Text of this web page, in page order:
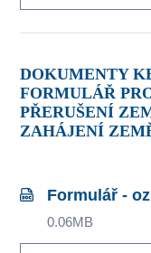
DOKUMENTY KE STAŽENÍ ZE SLOŽKY
FORMULÁŘ
PŘERUŠENÍ
ZAHÁJENÍ
Formulář -
0.06MB